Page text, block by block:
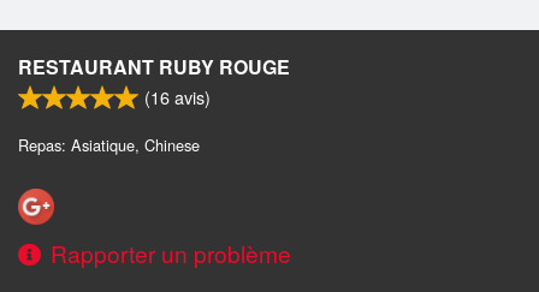
RESTAURANT RUBY ROUGE
(16avis)
Repas: Asiatique, Chinese
Rapporter un problème